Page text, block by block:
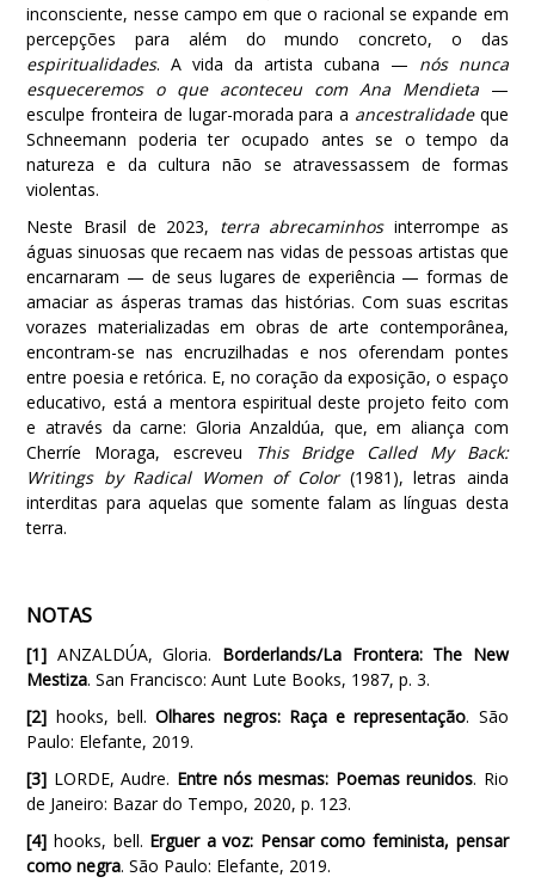
inconsciente, nesse campo em que o racional se expande em
percepções para além do mundo concreto, o das
espiritualidades. A vida da artista cubana — nós nunca
esqueceremos o que aconteceu com Ana Mendieta—
esculpe fronteira de lugar-morada para a ancestralidadeque
Schneemann poderia ter ocupado antes se o tempo da
natureza e da cultura não se atravessassem de formas
violentas.
Neste Brasil de 2023, terra abrecaminhosinterrompe as
águas sinuosas que recaem nas vidas de pessoas artistas que
encarnaram — de seus lugares de experiência — formas de
amaciar as ásperas tramas das histórias. Com suas escritas
vorazes materializadas em obras de arte contemporânea,
encontram-se nas encruzilhadas e nos oferendam pontes
entre poesia e retórica. E, no coração da exposição, o espaço
educativo, está a mentora espiritual deste projeto feito com
e através da carne: Gloria Anzaldúa, que, em aliança com
Cherríe Moraga, escreveu
This Bridge Called My Back:
Writings by Radical Women of Color(1981), letras ainda
interditas para aquelas que somente falam as línguas desta
terra.
NOTAS
[1] ANZALDÚA, Gloria. Borderlands/La Frontera: The New
Mestiza. San Francisco: Aunt Lute Books, 1987, p. 3.
[2] hooks, bell. Olhares negros: Raça e representação. São
Paulo: Elefante, 2019.
[3] LORDE, Audre. Entre nós mesmas: Poemas reunidos. Rio
de Janeiro: Bazar do Tempo, 2020, p. 123.
[4] hooks, bell. Erguer a voz: Pensar como feminista, pensar
como negra. São Paulo: Elefante, 2019.